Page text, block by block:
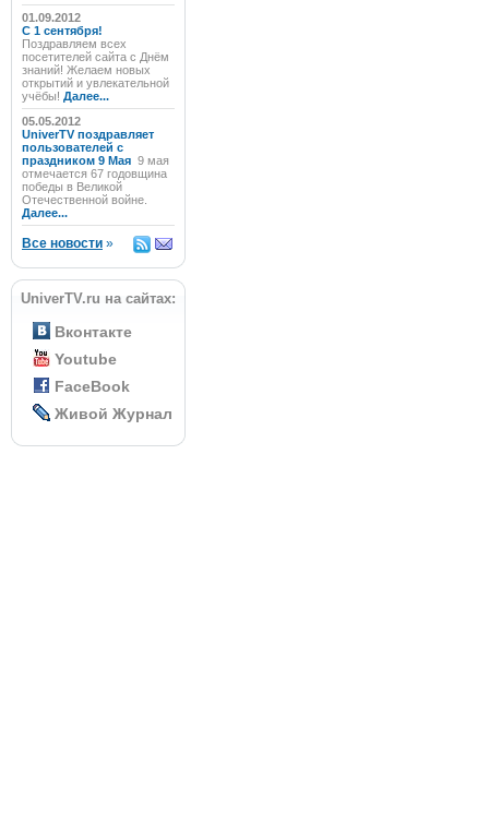
01.09.2012
C 1 сентября!
Поздравляем всех
посетителей сайта с Днём
знаний! Желаем новых
открытий и увлекательной
учёбы! Далее...
05.05.2012
UniverTV поздравляет
пользователей с
праздником 9 Мая 9 мая
отмечается 67 годовщина
победы в Великой
Отечественной войне.
Далее...
Все новости »
UniverTV.ru на сайтах:
Вконтакте
Youtube
FaceBook
Живой Журнал